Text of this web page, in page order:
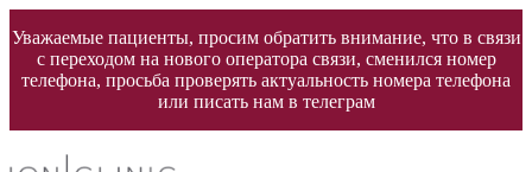
Уважаемые пациенты, просим обратить внимание, что в связи
с переходом на нового оператора связи, сменился номер
телефона, просьба проверять актуальность номера телефона
или писать нам в телеграм